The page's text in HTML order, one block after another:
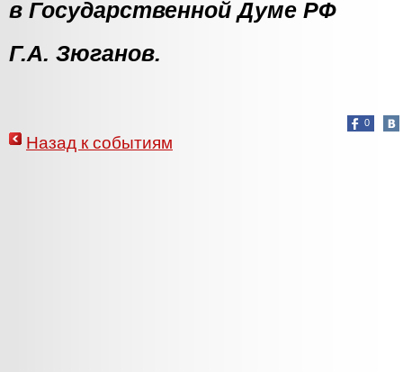
в Государственной Думе РФ
Г.А. Зюганов.
0
Назад к событиям